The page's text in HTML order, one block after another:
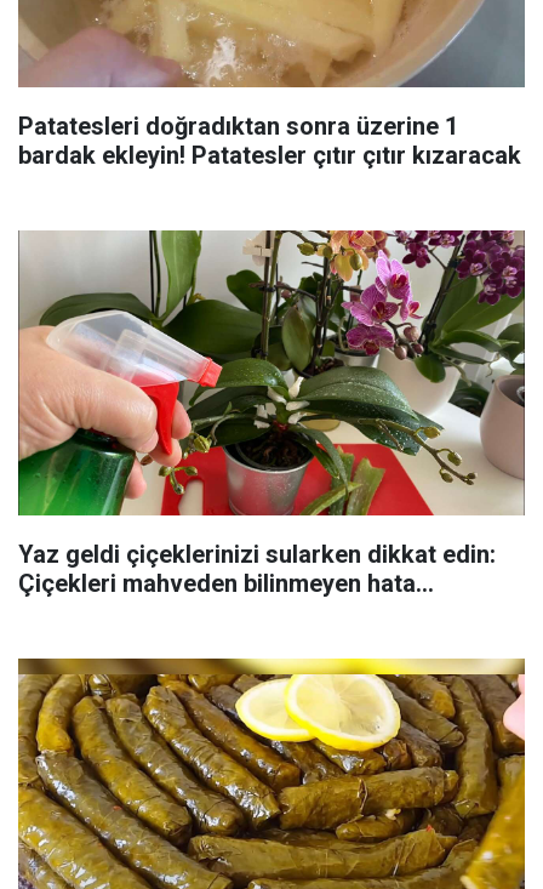
Patatesleri doğradıktan sonra üzerine 1
bardak ekleyin! Patatesler çıtır çıtır kızaracak
Yaz geldi çiçeklerinizi sularken dikkat edin:
Çiçekleri mahveden bilinmeyen hata...